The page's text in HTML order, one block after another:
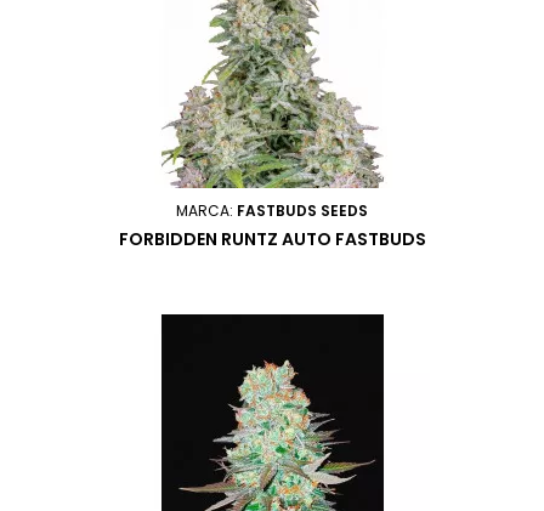
MARCA: FASTBUDS SEEDS
FORBIDDEN RUNTZ AUTO FASTBUDS